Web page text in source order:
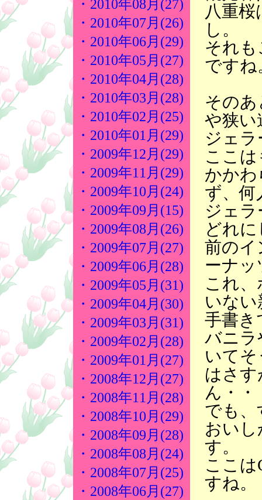
・2010年08月(27)
・2010年07月(26)
・2010年06月(29)
・2010年05月(27)
・2010年04月(28)
・2010年03月(28)
・2010年02月(25)
・2010年01月(29)
・2009年12月(29)
・2009年11月(29)
・2009年10月(24)
・2009年09月(15)
・2009年08月(26)
・2009年07月(27)
・2009年06月(28)
・2009年05月(31)
・2009年04月(30)
・2009年03月(31)
・2009年02月(28)
・2009年01月(27)
・2008年12月(27)
・2008年11月(28)
・2008年10月(29)
・2008年09月(28)
・2008年08月(24)
・2008年07月(25)
・2008年06月(27)
八重
し。
それ
ですね
そのあ
や狭い
ジェ
ここ
かかわ
ず、何
ジェ
どれ
前のイ
ーナッ
これ
いな
手書き
バニラ
いて
はさ
ん・・
でも、
おい
す。
ここ
すね。